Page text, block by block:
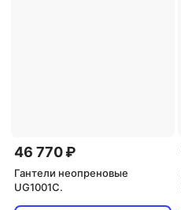
46 770 ₽
Гантели неопреновые
UG1001C.